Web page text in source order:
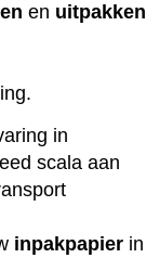
en uitpakken
in
scala aan
inpakpapier in